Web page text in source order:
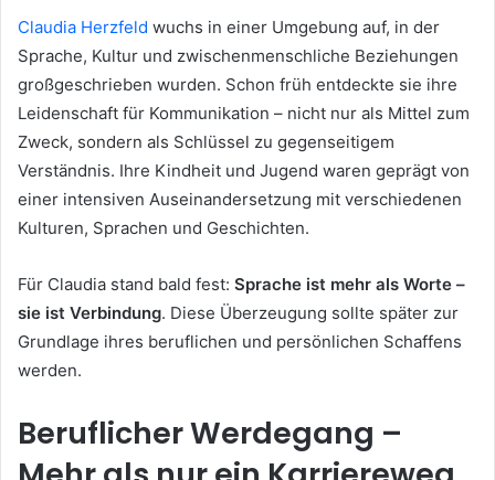
Claudia Herzfeld wuchs in einer Umgebung auf, in der
Sprache, Kultur und zwischenmenschliche Beziehungen
großgeschrieben wurden. Schon früh entdeckte sie ihre
Leidenschaft für Kommunikation – nicht nur als Mittel zum
Zweck, sondern als Schlüssel zu gegenseitigem
Verständnis. Ihre Kindheit und Jugend waren geprägt von
einer intensiven Auseinandersetzung mit verschiedenen
Kulturen, Sprachen und Geschichten.
Für Claudia stand bald fest: Sprache ist mehr als Worte –
sie ist Verbindung. Diese Überzeugung sollte später zur
Grundlage ihres beruflichen und persönlichen Schaffens
werden.
Beruflicher Werdegang –